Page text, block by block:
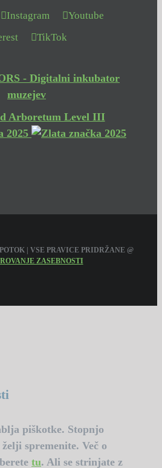
Instagram
Youtube
TikTok
| VSE PRAVICE PRIDRŽANE @
ZASEBNOSTI
piškotke. Stopnjo
spremenite. Več o
tu. Ali se strinjate z